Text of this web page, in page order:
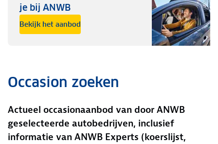
je bij ANWB
Bekijk het aanbod
Occasion zoeken
Actueel occasionaanbod van door ANWB
geselecteerde autobedrijven, inclusief
informatie van ANWB Experts (koerslijst,